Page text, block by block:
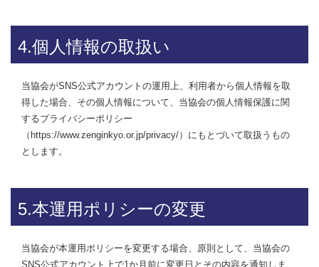
4.個人情報の取扱い
当協会がSNS公式アカウントの運用上、利用者から個人情報を取
得した場合、その個人情報について、当協会の個人情報保護に関
するプライバシーポリシー
（https://www.zenginkyo.or.jp/privacy/）にもとづいて取扱うもの
とします。
5.本運用ポリシーの変更
当協会が本運用ポリシーを変更する場合、原則として、当協会の
SNS公式アカウント上で1か月前に変更日とその内容を通知しま